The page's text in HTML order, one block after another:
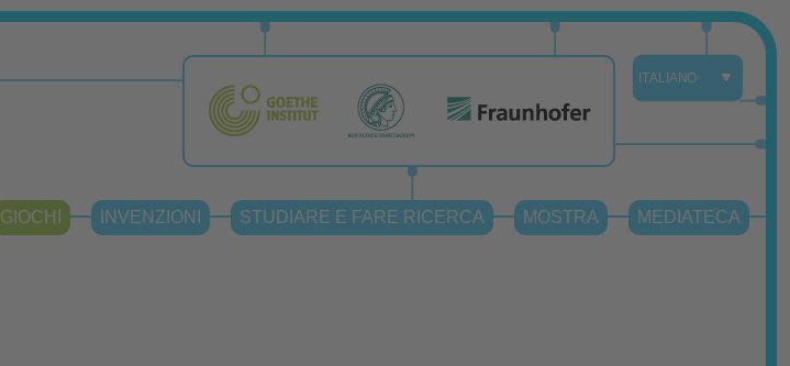
GIOCHI INVENZIONI STUDIARE E FARE RICERCA MOSTRA MEDIATECA